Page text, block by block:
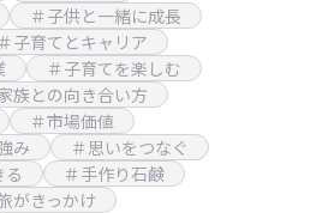
＃子供と一緒に成長
＃子育てとキャリア
＃子育てを楽しむ
族との向き合い方
＃市場価値
み
＃思いをつなぐ
る
＃手作り石鹸
がきっかけ